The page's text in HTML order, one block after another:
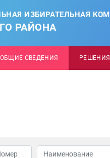
ИЗБИРАТЕЛЬНАЯ
РАЙОНА
ОБЩИЕ СВЕДЕНИЯ РЕШЕНИЯ